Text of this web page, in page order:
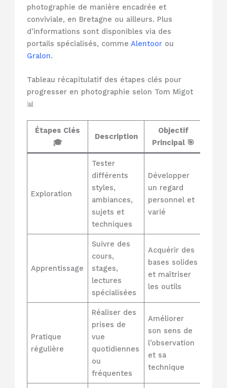
photographie de manière encadrée et
conviviale, en Bretagne ou ailleurs. Plus
d’informations sont disponibles via des
portails spécialisés, commeAlentoor ou
Gralon.
Tableau récapitulatif des étapes clés pour
progresser en photographie selon Tom Migot
📊
Étapes Clés
🎓
Description
Objectif
Principal 🎯
Exploration
Tester
différents
styles,
ambiances,
sujets et
techniques
Développer
un regard
personnel et
varié
Apprentissage
Suivre des
cours,
stages,
lectures
spécialisées
Acquérir des
bases solides
et maîtriser
les outils
Pratique
régulière
Réaliser des
prises de
vue
quotidiennes
ou
fréquentes
Améliorer
son sens de
l’observation
et sa
technique